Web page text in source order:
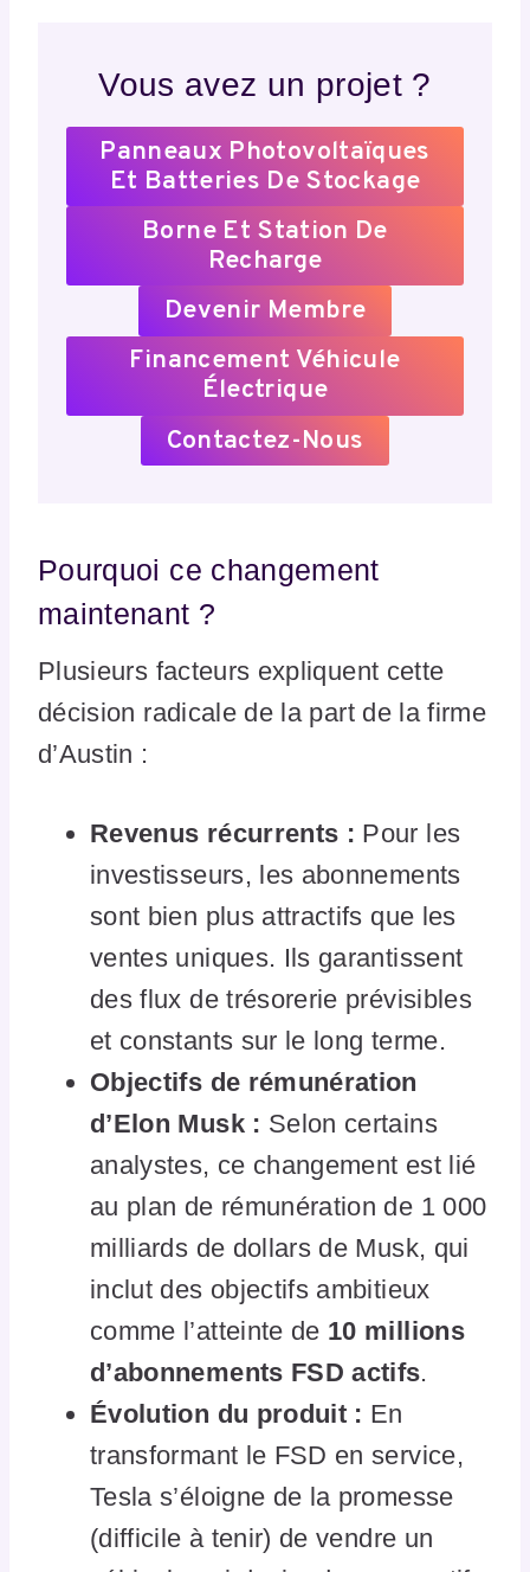
Vous avez un projet ?
Panneaux Photovoltaïques
Et Batteries De Stockage
Borne Et Station De
Recharge
Devenir Membre
Financement Véhicule
Électrique
Contactez-Nous
Pourquoi ce changement
maintenant ?
Plusieurs facteurs expliquent cette
décision radicale de la part de la firme
d’Austin :
Revenus récurrents : Pour les
investisseurs, les abonnements
sont bien plus attractifs que les
ventes uniques. Ils garantissent
des flux de trésorerie prévisibles
et constants sur le long terme.
Objectifs de rémunération
d’Elon Musk : Selon certains
analystes, ce changement est lié
au plan de rémunération de 1 000
milliards de dollars de Musk, qui
inclut des objectifs ambitieux
comme l’atteinte de 10 millions
d’abonnements FSD actifs.
Évolution du produit : En
transformant le FSD en service,
Tesla s’éloigne de la promesse
(difficile à tenir) de vendre un